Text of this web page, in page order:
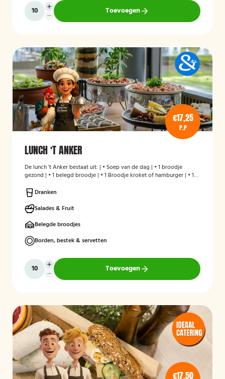
Toevoegen
€17,25
P.P
LUNCH 'T ANKER
De lunch ’t Anker bestaat uit: | • Soep van de dag | • 1 broodje
gezond | • 1 belegd broodje | • 1 Broodje kroket of hamburger | • 1
Dranken
Salades & Fruit
Belegde broodjes
Borden, bestek & servetten
Toevoegen
€17,50